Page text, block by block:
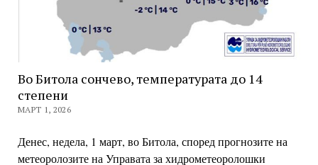
Во Битола сончево, температурата до 14
степени
МАРТ 1, 2026
Денес, недела, 1 март, во Битола, според прогнозите на
метеоролозите на Управата за хидрометеоролошки